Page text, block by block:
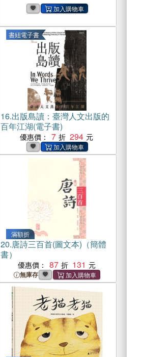
書紐電子書
16.出版島讀：臺灣人文出版的
百年江湖(電子書)
優惠價： 7 294
滿額折
20.唐詩三百首(圖文本)（簡體
書）
優惠價： 87 131
無庫存